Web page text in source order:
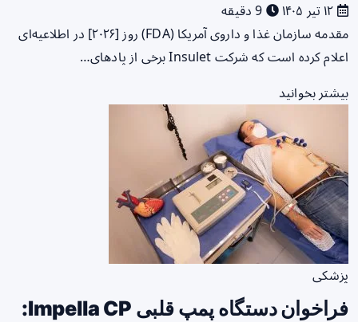
مقدمه سازمان غذا و داروی آمریکا (FDA) روز [۲۰۲۶] در اطلاعیه‌ای
اعلام کرده است که شرکت Insulet برخی از پادهای…
بیشتر بخوانید
پزشکی
فراخوان دستگاه پمپ قلبی Impella CP: